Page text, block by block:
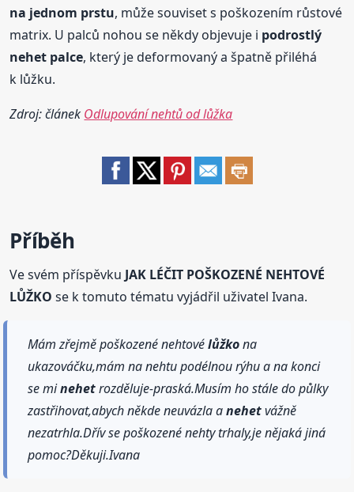
na jednom prstu, může souviset s poškozením růstové
matrix. U palců nohou se někdy objevuje i podrostlý
nehet palce, který je deformovaný a špatně přiléhá
k lůžku.
Zdroj: článek Odlupování nehtů od lůžka
Příběh
Ve svém příspěvku JAK LÉČIT POŠKOZENÉ NEHTOVÉ
LŮŽKO se k tomuto tématu vyjádřil uživatel Ivana.
Mám zřejmě poškozené nehtovélůžkona
ukazováčku,mám na nehtu podélnou rýhu a na konci
se minehetrozděluje-praská.Musím ho stále do půlky
zastřihovat,abych někde neuvázla anehetvážně
nezatrhla.Dřív se poškozené nehty trhaly,je nějaká jiná
pomoc?Děkuji.Ivana